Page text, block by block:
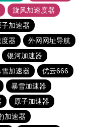
旋风加速度器
子加速器
器
外网网址导航
银河加速器
雪加速器
优云666
暴雪加速器
原子加速器
)加速器